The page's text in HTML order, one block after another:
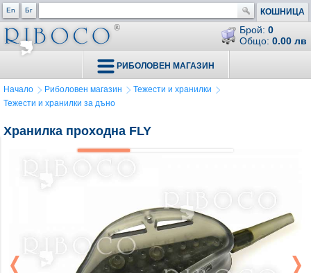
En Бг КОШНИЦА
Брой: 0
Общо: 0.00 лв
РИБОЛОВЕН МАГАЗИН
Начало Риболовен магазин
Тежести и хранилки
Тежести и хранилки за дъно
Хранилка проходна FLY